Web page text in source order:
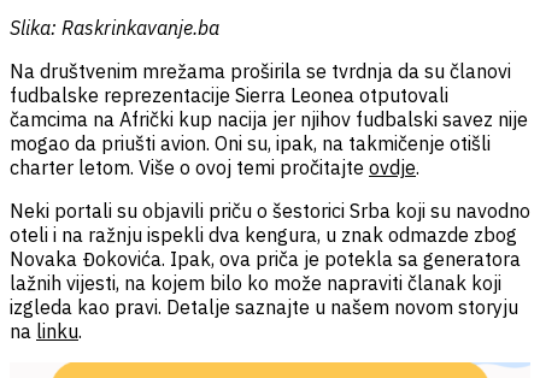
Slika: Raskrinkavanje.ba
Na društvenim mrežama proširila se tvrdnja da su članovi
fudbalske reprezentacije Sierra Leonea otputovali
čamcima na Afrički kup nacija jer njihov fudbalski savez nije
mogao da priušti avion. Oni su, ipak, na takmičenje otišli
charter letom. Više o ovoj temi pročitajte ovdje.
Neki portali su objavili priču o šestorici Srba koji su navodno
oteli i na ražnju ispekli dva kengura, u znak odmazde zbog
Novaka Đokovića. Ipak, ova priča je potekla sa generatora
lažnih vijesti, na kojem bilo ko može napraviti članak koji
izgleda kao pravi. Detalje saznajte u našem novom storyju
na linku.